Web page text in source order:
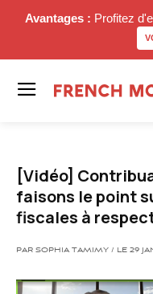
Avantages : Profitez
[Vidéo]
faisons le point
fiscales à
PAR SOPHIA TAMIMY / LE 29